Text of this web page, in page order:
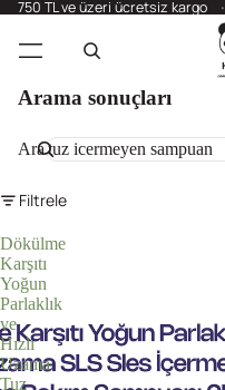
750 TL ve üzeri ücretsiz kargo
Arama sonuçları
Ara
Filtrele
Dökülme
Karşıtı
Yoğun
Parlaklık
ve
Hızlı
Uzama
Tuz